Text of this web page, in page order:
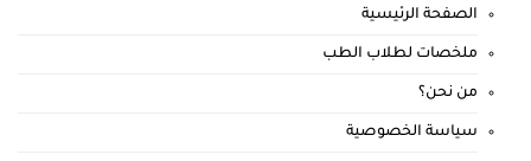
الصفحة الرئيسية
ملخصات لطلاب الطب
من نحن؟
سياسة الخصوصية